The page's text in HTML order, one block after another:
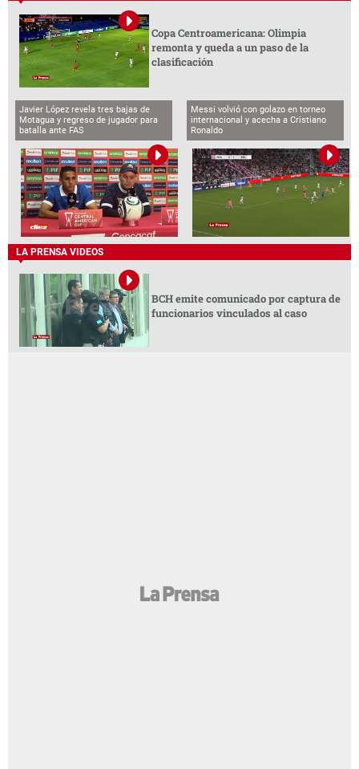
Copa Centroamericana: Olimpia
remonta y queda a un paso de la
clasificación
Javier López revela tres bajas de
Motagua y regreso de jugador para
batalla ante FAS
Messi volvió con golazo en torneo
internacional y acecha a Cristiano
Ronaldo
LA PRENSA VIDEOS
BCH emite comunicado por captura de
funcionarios vinculados al caso